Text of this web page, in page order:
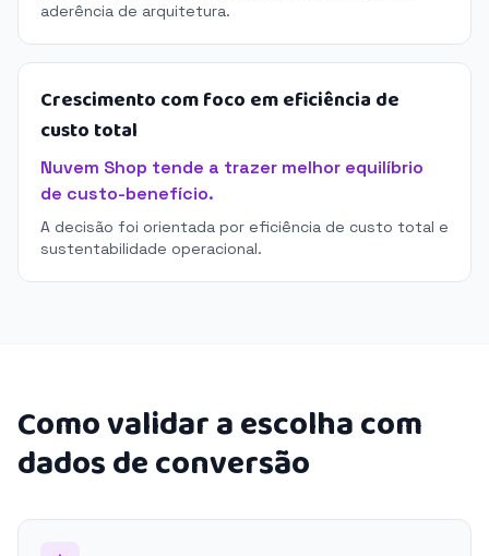
aderência de arquitetura.
Crescimento com foco em eficiência de
custo total
Nuvem Shop tende a trazer melhor equilíbrio
de custo-benefício.
A decisão foi orientada por eficiência de custo total e
sustentabilidade operacional.
Como validar a escolha com
dados de conversão